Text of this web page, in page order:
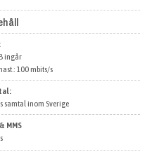
ingår
100 mbits/s
samtal inom Sverige
MMS